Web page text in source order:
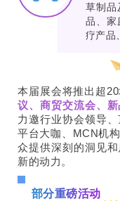
草制品
品、家
疗产品
本届展会将推出超
议、商贸交流会、
力邀行业协会领导
平台大咖、MCN机
众提供深刻的洞见
新的动力。
部分重磅活动